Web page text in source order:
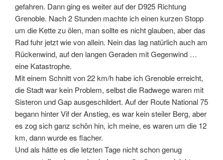
gefahren. Dann ging es weiter auf der D925 Richtung
Grenoble. Nach 2 Stunden machte ich einen kurzen Stopp
um die Kette zu ölen, man sollte es nicht glauben, aber das
Rad fuhr jetzt wie von allein. Nein das lag natürlich auch am
Rückenwind, auf den langen Geraden mit Gegenwind …
eine Katastrophe.
Mit einem Schnitt von 22 km/h habe ich Grenoble erreicht,
die Stadt war kein Problem, selbst die Radwege waren mit
Sisteron und Gap ausgeschildert. Auf der Route National 75
begann hinter Vif der Anstieg, es war kein steiler Berg, aber
es zog sich ganz schön hin, ich meine, es waren um die 12
km, dann wurde es flacher.
Und als hätte es die letzten Tage nicht schon genug